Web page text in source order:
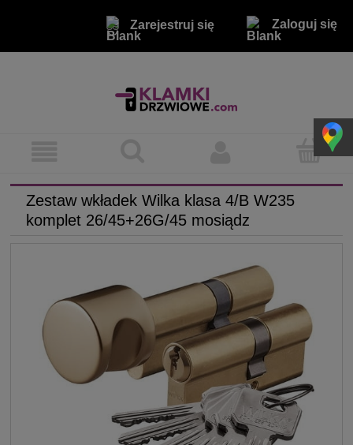
Zarejestruj się Zaloguj się
Zestaw wkładek Wilka klasa 4/B W235
komplet 26/45+26G/45 mosiądz